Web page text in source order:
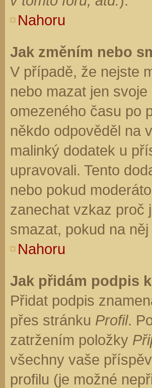
Nahoru
Jak změním nebo
V případě, že nejste
nebo mazat jen
omezeného času po
někdo odpověděl na
malinký dodatek u
upravovali. Tento
nebo pokud
zanechat vzkaz proč
smazat, pokud na
Nahoru
Jak přidám podpis
Přidat podpis
přes stránku Profil.
zatržením položky
všechny vaše
profilu (je možné